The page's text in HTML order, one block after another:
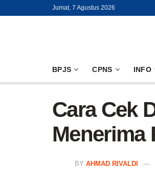
Jumat, 7 Agustus 2026
BPJS CPNS INFO
Cara Cek
Menerima
BY AHMAD RIVALDI